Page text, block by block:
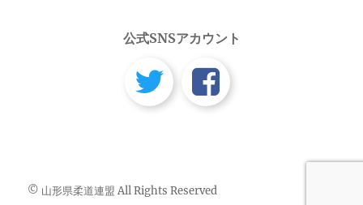
公式SNSアカウント
© 山形県柔道連盟 All Rights Reserved